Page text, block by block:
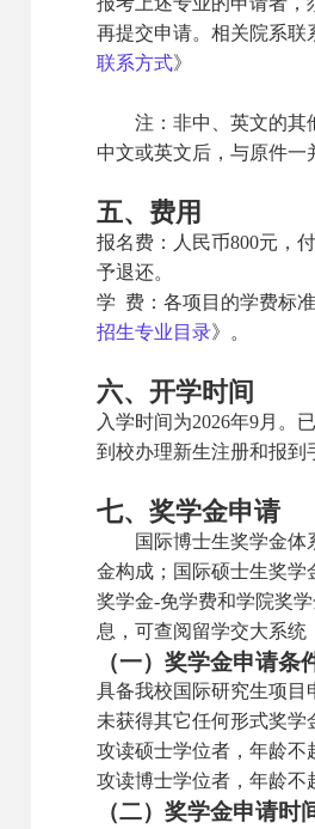
再提交申请。相关院系联
联系方式》
注：非中、英文的其
中文或英文后，与原件一
五、费用
报名费：人民币800元，
予退还。
学 费：各项目的学费标
招生专业目录》。
六、开学时间
入学时间为2026年9月。
到校办理新生注册和报到
七、奖学金申请
国际博士生奖学金体
金构成；国际硕士生奖学
奖学金-免学费和学院奖
息，可查阅留学交大系统
（一）奖学金申请条
具备我校国际研究生项目
未获得其它任何形式奖学
攻读硕士学位者，年龄不
攻读博士学位者，年龄不
（二）奖学金申请时